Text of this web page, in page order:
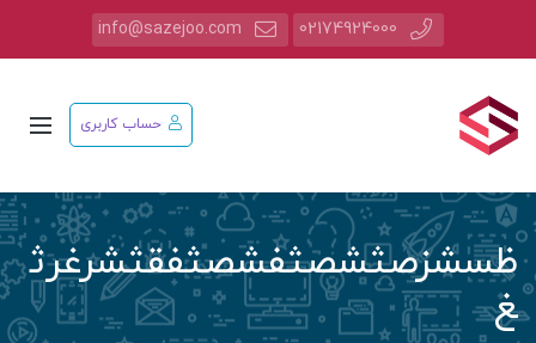
02174924000
info@sazejoo.com
حساب کاربری